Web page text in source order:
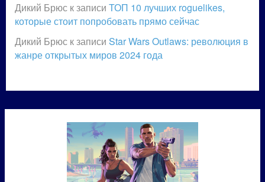
Дикий Брюс к записи ТОП 10 лучших roguelikes,
которые стоит попробовать прямо сейчас
Дикий Брюс к записи Star Wars Outlaws: революция в
жанре открытых миров 2024 года